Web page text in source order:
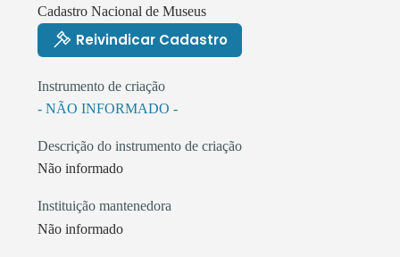
Cadastro Nacional de Museus
Reivindicar Cadastro
Instrumento de criação
- NÃO INFORMADO -
Descrição do instrumento de criação
Não informado
Instituição mantenedora
Não informado